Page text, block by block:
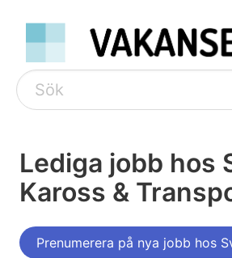
Lediga jobb hos
Kaross &
Prenumerera på nya jobb hos